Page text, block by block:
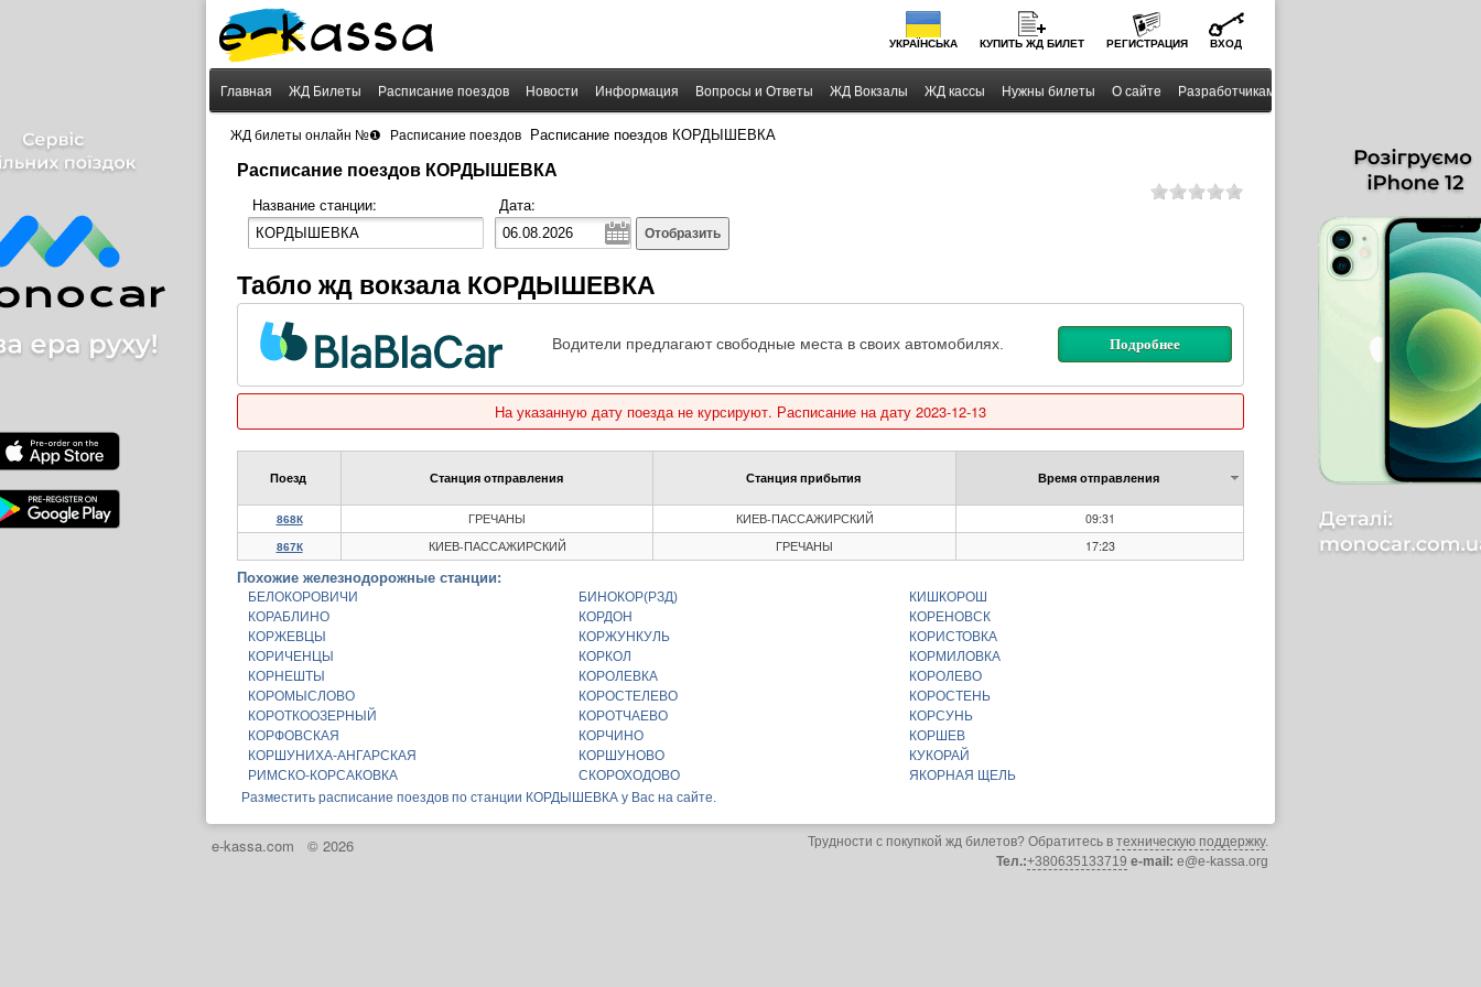
УКРАЇНСЬКА КУПИТЬ ЖД БИЛЕТ РЕГИСТРАЦИЯ ВХОД
Главная ЖД Билеты Расписание поездов Новости Информация Вопросы и Ответы ЖД Вокзалы ЖД кассы Нужны билеты О сайте Разработчикам
ЖД билеты онлайн №❶ Расписание поездов Расписание поездов КОРДЫШЕВКА
Расписание поездов КОРДЫШЕВКА
Название станции: Дата:
Отобразить
Табло жд вокзала КОРДЫШЕВКА
Водители предлагают свободные места в своих автомобилях. Подробнее
На указанную дату поезда не курсируют. Расписание на дату 2023-12-13
Поезд Станция отправления Станция прибытия Время отправления
868К ГРЕЧАНЫ КИЕВ-ПАССАЖИРСКИЙ 09:31
867К КИЕВ-ПАССАЖИРСКИЙ ГРЕЧАНЫ 17:23
Похожие железнодорожные станции:
БЕЛОКОРОВИЧИ БИНОКОР(РЗД)
КИШКОРОШ
КОРАБЛИНО
КОРДОН
КОРЕНОВСК
КОРЖЕВЦЫ
КОРЖУНКУЛЬ
КОРИСТОВКА
КОРИЧЕНЦЫ
КОРКОЛ
КОРМИЛОВКА
КОРНЕШТЫ
КОРОЛЕВКА
КОРОЛЕВО
КОРОМЫСЛОВО
КОРОСТЕЛЕВО
КОРОСТЕНЬ
КОРОТКООЗЕРНЫЙ
КОРОТЧАЕВО
КОРСУНЬ
КОРФОВСКАЯ
КОРЧИНО
КОРШЕВ
КОРШУНИХА-АНГАРСКАЯ
КОРШУНОВО
КУКОРАЙ
РИМСКО-КОРСАКОВКА
СКОРОХОДОВО
ЯКОРНАЯ ЩЕЛЬ
Разместить расписание поездов по станции КОРДЫШЕВКА у Вас на сайте.
e-kassa.com © 2026 Трудности с покупкой жд билетов? Обратитесь в техническую поддержку.
Тел.:+380635133719 e-mail: e@e-kassa.org